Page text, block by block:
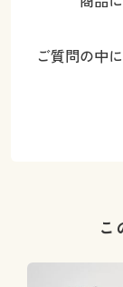
ご質問の中
こ